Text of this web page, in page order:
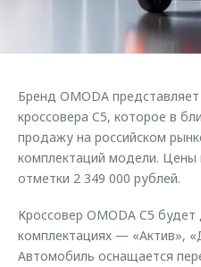
Кредитный калькулятор
Одежда и сувениры
Оригинальные аксессуары
Запчасти
Калькулятор трейд-ин
Клиентская поддержка
O&J Автоклуб
Приложение O&J
Аксессуары
Одежда и сувениры
Оригинальные аксессуары
Запчасти
Бренд OMODA
кроссовера C5, которое в
продажу на российском
комплектаций модели. Цены
отметки 2 349 000 рублей.
Кроссовер OMODA C5 будет
комплектациях — «Актив»,
Автомобиль оснащается